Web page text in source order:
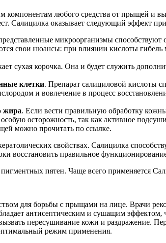
любого средства от прыщей и
Салицилка оказывает следующий эффект
микроорганизмы
свои нюансы: при влиянии кислоты
сухая корочка. Она и будет служить
клетки. Препарат салициловой кислоты
и вовлечение в процесс
жира. Если вести правильную обработку
осторожность, так как активное
можно прочитать по ссылке.
свойствах. Салицилка
восстановить правильное
пятен. Чаще всего применяется
для борьбы с прыщами на лице. Врачи
антисептическим и сушащим
пересушивание кожи и раздражение.
режим применения.